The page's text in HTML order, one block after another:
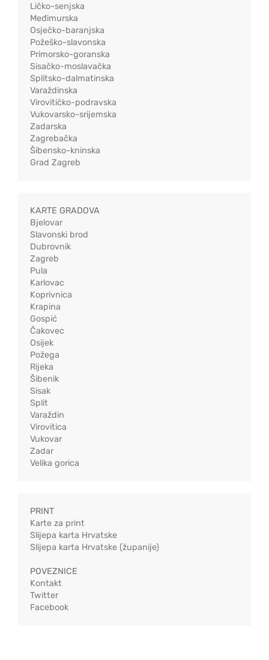
Ličko-senjska
Međimurska
Osječko-baranjska
Požeško-slavonska
Primorsko-goranska
Sisačko-moslavačka
Splitsko-dalmatinska
Varaždinska
Virovitičko-podravska
Vukovarsko-srijemska
Zadarska
Zagrebačka
Šibensko-kninska
Grad Zagreb
KARTE GRADOVA
Bjelovar
Slavonski brod
Dubrovnik
Zagreb
Pula
Karlovac
Koprivnica
Krapina
Gospić
Čakovec
Osijek
Požega
Rijeka
Šibenik
Sisak
Split
Varaždin
Virovitica
Vukovar
Zadar
Velika gorica
PRINT
Karte za print
Slijepa karta Hrvatske
Slijepa karta Hrvatske (županije)
POVEZNICE
Kontakt
Twitter
Facebook